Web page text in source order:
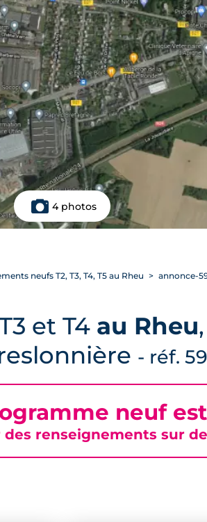
4 photos
neufs T2, T3, T4, T5 au Rheu annonce-
et T4 au Rheu
- réf.
neuf
renseignements sur